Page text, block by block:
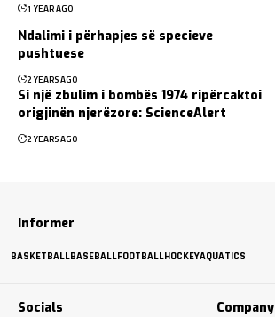
1 YEAR AGO
Ndalimi i përhapjes së specieve
pushtuese
2 YEARS AGO
Si një zbulim i bombës 1974 ripërcaktoi
origjinën njerëzore: ScienceAlert
2 YEARS AGO
Informer
BASKETBALLBASEBALLFOOTBALLHOCKEYAQUATICS
Socials Company